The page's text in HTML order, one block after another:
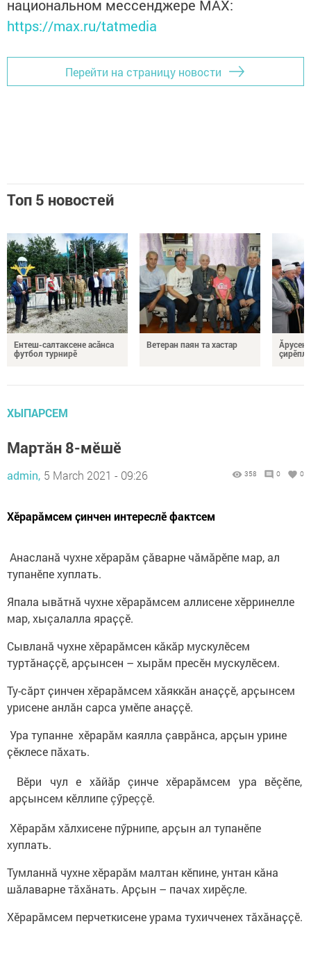
национальном мессенджере MАХ:
https://max.ru/tatmedia
Перейти на страницу новости
Топ 5 новостей
Ентеш-салтаксене асӑнса
футбол турнирӗ
Ветеран паян та хастар
Ăрусен
ХЫПАРСЕМ
Мартăн 8-мӗшӗ
admin, 5 March 2021 - 09:26 358 0 0
Хӗрарӑмсем ҫинчен интереслӗ фактсем
Анасланă чухне хӗрарӑм ҫӑварне чăмăрӗпе мар, ал
тупанӗпе хуплать.
Япала ывӑтнӑ чухне хӗрарӑмсем аллисене хӗрринелле
мар, хыçалалла яраҫҫӗ.
Сывланă чухне хӗрарӑмсен кӑкӑр мускулӗсем
туртӑнаҫҫӗ, арҫынсен – хырӑм пресӗн мускулӗсем.
Ту-сăрт ҫинчен хӗрарӑмсем хӑяккӑн анаҫҫӗ, арҫынсем
урисене анлăн сарса умӗпе анаҫҫӗ.
Ура тупанне хӗрарӑм каялла ҫаврăнса, арҫын урине
ҫӗклесе пăхать.
Вӗри чул е хăйăр çинче хӗрарӑмсем ура вӗçӗпе,
арҫынсем кӗллипе çӳреççӗ.
Хӗрарӑм хӑлхисене пӳрнипе, арҫын ал тупанӗпе
хуплать.
Тумланнӑ чухне хӗрарӑм малтан кӗпине, унтан кăна
шӑлаварне тӑхӑнать. Арҫын – пачах хирӗçле.
Хӗрарӑмсем перчеткисене урама тухичченех тӑхӑнаҫҫӗ.